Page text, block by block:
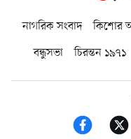
নাগরিক সংবাদ কিশোর
বন্ধুসভা
চিরন্তন ১৯৭১